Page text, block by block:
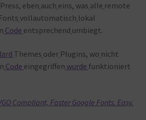
eben auch eins, was alle remote
Fonts vollautomatisch lokal
Code entsprechend umbiegt.
Themes oder Plugins, wo nicht
Code eingegriffen wurde funktioniert
Compliant, Faster Google Fonts. Easy.